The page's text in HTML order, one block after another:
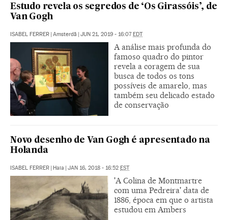
Estudo revela os segredos de ‘Os Girassóis’, de
Van Gogh
ISABEL FERRER | Amsterdã | JUN 21, 2019 - 16:07EDT
A análise mais profunda do
famoso quadro do pintor
revela a coragem de sua
busca de todos os tons
possíveis de amarelo, mas
também seu delicado estado
de conservação
Novo desenho de Van Gogh é apresentado na
Holanda
ISABEL FERRER | Haia | JAN 16, 2018 - 16:52 EST
'A Colina de Montmartre
com uma Pedreira' data de
1886, época em que o artista
estudou em Ambers